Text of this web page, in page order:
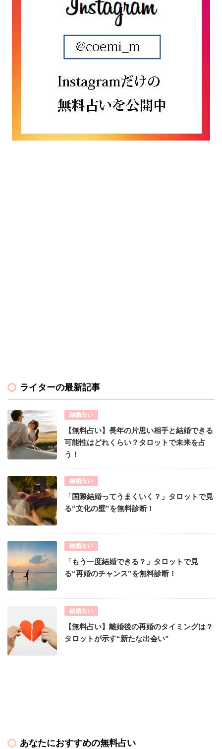
ライターの最新記事
結婚占い
【無料占い】長年の片思い相手と結婚できる
可能性はどれくらい？タロットで未来を占
う！
結婚占い
「国際結婚ってうまくいく？」タロットで見
る“文化の壁”を無料診断！
結婚占い
「もう一度結婚できる？」タロットで見
る“再婚のチャンス”を無料診断！
結婚占い
【無料占い】離婚後の再婚のタイミングは？
タロットが示す“新たな出会い”
あなたにおすすめの無料占い